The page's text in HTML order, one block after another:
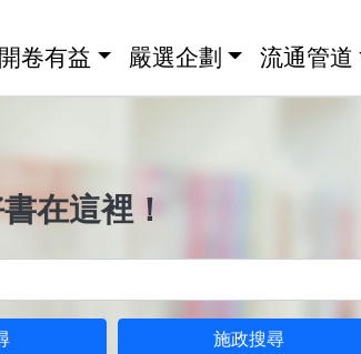
卷有益 嚴選企劃 流通管道
在這裡！
施政搜尋